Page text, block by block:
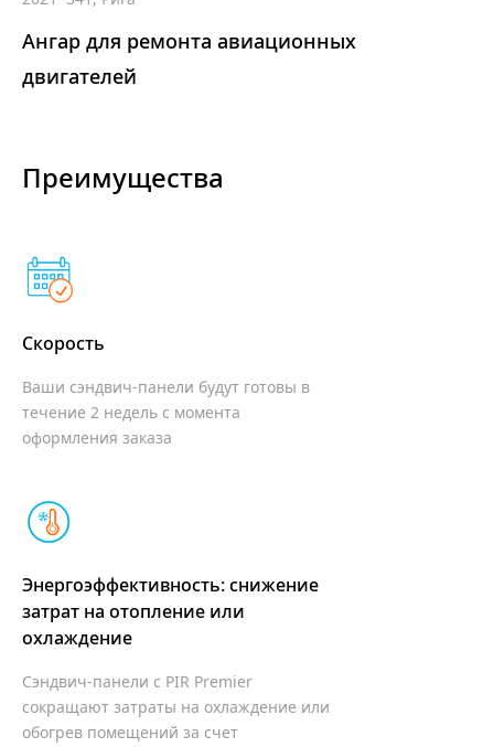
Ангар для ремонта авиационных
двигателей
Преимущества
Скорость
Ваши сэндвич-панели будут готовы в
течение 2 недель с момента
оформления заказa
Энергоэффективность: снижение
затрат на отопление или
охлаждение
Сэндвич-панели с PIR Premier
сокращают затраты на охлаждение или
обогрев помещений за счет